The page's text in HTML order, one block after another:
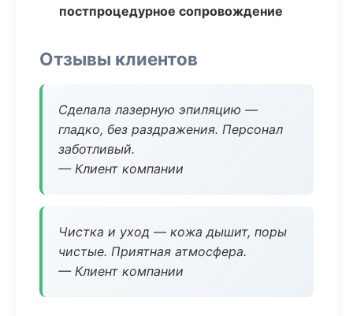
постпроцедурное сопровождение
Отзывы клиентов
Сделала лазерную эпиляцию —
гладко, без раздражения. Персонал
заботливый.
— Клиент компании
Чистка и уход — кожа дышит, поры
чистые. Приятная атмосфера.
— Клиент компании